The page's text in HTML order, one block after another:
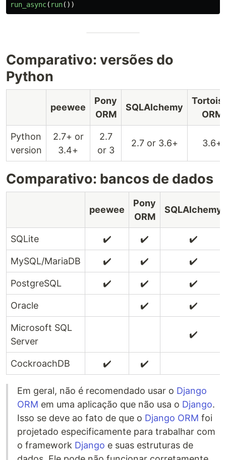
run_async( run())
Comparativo: versões do
Python
peewee
Pony
ORM
SQLAlchemy
ORM
Python
version
2.7+ or
3.4+
2.7
or 3
2.7 or 3.6+ 3.6+
Comparativo: bancos de dados
peewee
Pony
ORM
SQLAlchemy
SQLite ✔️ ✔️ ✔️
MySQL/MariaDB ✔️ ✔️ ✔️
PostgreSQL ✔️ ✔️ ✔️
Oracle ✔️ ✔️
Microsoft SQL
Server
✔️
CockroachDB ✔️ ✔️
Em geral, não é recomendado usar o Django
ORM em uma aplicação que não usa o Django.
Isso se deve ao fato de que o Django ORM foi
projetado especificamente para trabalhar com
o framework Django e suas estruturas de